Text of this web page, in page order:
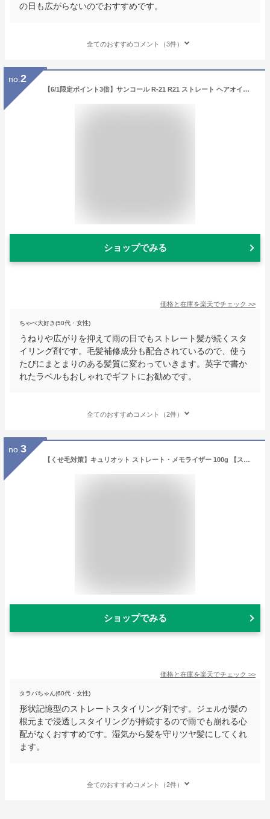
の日も広がらないのでおすすめです。
全てのおすすめコメント（3件）
no. 2
【6/1限定ポイント3倍】サンコール R-21 R21 ストレート ヘアオイル モイスト 100mL / 【送料無料】 美容室 サロン専売品 美容院 ヘアケア スタイリング剤 つや うるおい 天然成分 まとまり
ショップでみる
価格と在庫を楽天でチェック >>
ちゃぺ大好き(50代・女性)
うねりや広がりを抑えて雨の日でもストレート髪が続くスタ
イリング剤です。毛髪補修成分も配合されているので、使う
たびにまとまりのある髪質に変わっていきます。英字で書か
れたラベルもおしゃれでギフトにお勧めです。
全てのおすすめコメント（2件）
no. 3
【くせ毛対策】キュリオット ストレート・メモライザー 100g 【ストレート形状記憶成分配合】 うねり ダメージ毛くせ毛 スタイリング剤 形状記憶 アイロン 縮毛矯正 ダメージ補修 CURIOT STRAIGHT MEMORIZER
ショップでみる
価格と在庫を楽天でチェック >>
タラバちゃん(60代・女性)
形状記憶型のストレートスタイリング剤です。ジェルが髪の
根元まで浸透しスタイリングが持続するので雨でも崩れる心
配がなくおすすめです。湿気から髪を守りツヤ髪にしてくれ
ます。
全てのおすすめコメント（2件）